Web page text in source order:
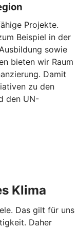
Projekte.
Beispiel in der
sowie
bieten wir Raum
Damit
zu den
den UN-
Klima
Das gilt für uns
Daher